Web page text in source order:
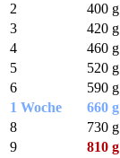
2
400 g
3
420 g
4
460 g
5
520 g
6
590 g
1 Woche
660 g
8
730 g
9
810 g